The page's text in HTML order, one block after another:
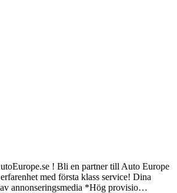
! Bli en partner till Auto Europe
med första klass service! Dina
annonseringsmedia *Hög provisio…